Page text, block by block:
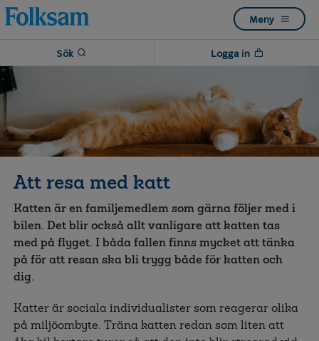
Till
navigation
Till
innehåll
Meny
Sök Logga in
Att resa med katt
Katten är en familjemedlem som gärna följer med i
bilen. Det blir också allt vanligare att katten tas
med på flyget. I båda fallen finns mycket att tänka
på för att resan ska bli trygg både för katten och
dig.
Katter är sociala individualister som reagerar olika
på miljöombyte. Träna katten redan som liten att